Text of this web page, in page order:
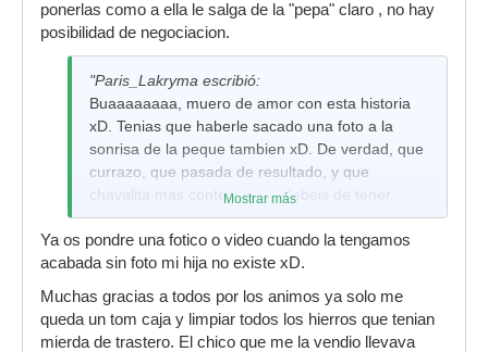
ponerlas como a ella le salga de la "pepa" claro , no hay
posibilidad de negociacion.
"Paris_Lakryma escribió:
Buaaaaaaaa, muero de amor con esta historia
xD. Tenias que haberle sacado una foto a la
sonrisa de la peque tambien xD. De verdad, que
currazo, que pasada de resultado, y que
chavalita mas contenta que debeis de tener.
Congrats.
Mostrar más
Ya os pondre una fotico o video cuando la tengamos
acabada sin foto mi hija no existe xD.
Muchas gracias a todos por los animos ya solo me
queda un tom caja y limpiar todos los hierros que tenian
mierda de trastero. El chico que me la vendio llevava